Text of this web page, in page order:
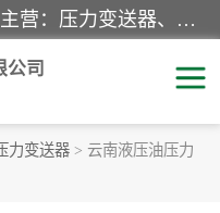
河南新瑞普测控技术有限公司主营：压力变送器、液位变送器、差压变送器、雷达料位计、电容物位计、温度显示控制仪表、电量变送器、流量计、工业自动化系统成套设备。
公司
力变送器 > 云南液压油压力